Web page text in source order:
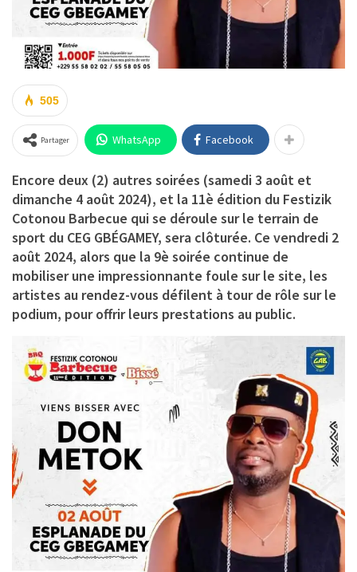
505
Partager WhatsApp Facebook
Encore deux (2) autres soirées (samedi 3 août et
dimanche 4 août 2024), et la 11è édition du Festizik
Cotonou Barbecue qui se déroule sur le terrain de
sport du CEG GBÉGAMEY, sera clôturée. Ce vendredi 2
août 2024, alors que la 9è soirée continue de
mobiliser une impressionnante foule sur le site, les
artistes au rendez-vous défilent à tour de rôle sur le
podium, pour offrir leurs prestations au public.